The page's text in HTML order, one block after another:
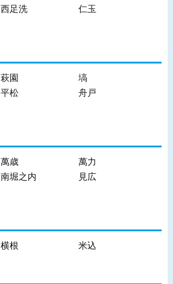
西足洗
仁玉
萩園
塙
平松
舟戸
萬歳
萬力
南堀之内
見広
横根 米込